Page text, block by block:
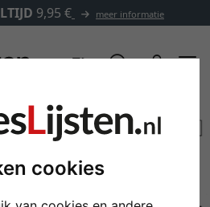
cookies
9,95 € meer informatie